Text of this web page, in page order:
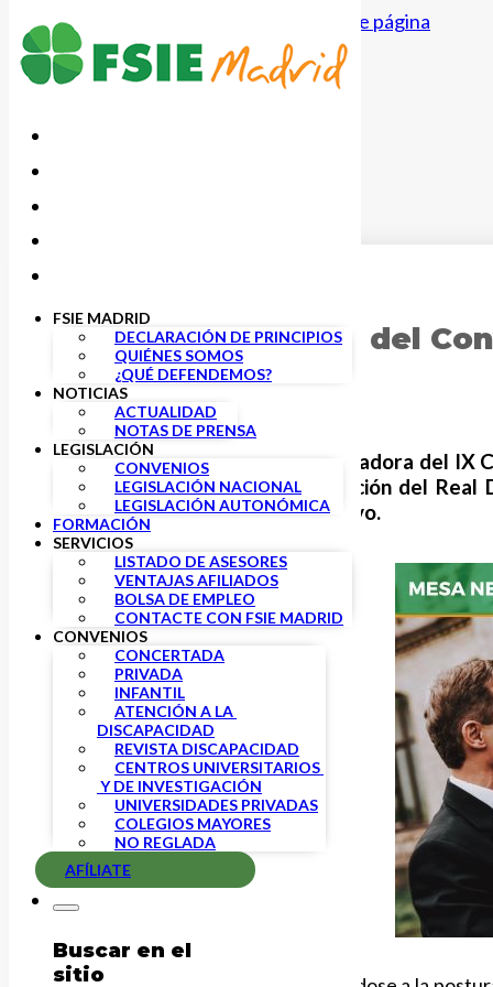
Saltar al contenido principal Saltar al pie de página
FSIE MADRID
DECLARACIÓN DE PRINCIPIOS
QUIÉNES SOMOS
¿QUÉ DEFENDEMOS?
NOTICIAS
ACTUALIDAD
NOTAS DE PRENSA
LEGISLACIÓN
CONVENIOS
LEGISLACIÓN NACIONAL
LEGISLACIÓN AUTONÓMICA
FORMACIÓN
SERVICIOS
LISTADO DE ASESORES
VENTAJAS AFILIADOS
BOLSA DE EMPLEO
CONTACTE CON FSIE MADRID
CONVENIOS
CONCERTADA
PRIVADA
INFANTIL
ATENCIÓN A LA
DISCAPACIDAD
REVISTA DISCAPACIDAD
CENTROS UNIVERSITARIOS
Y DE INVESTIGACIÓN
UNIVERSIDADES PRIVADAS
COLEGIOS MAYORES
NO REGLADA
AFÍLIATE
Buscar en el
sitio
Mesa negociadora del
Se ha celebrado la mesa negociadora del IX
rápidoante la próxima publicación del Real
contenido del Convenio Colectivo.